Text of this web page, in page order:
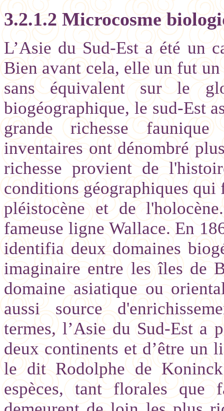
3.2.1.2 Microcosme
L’Asie du Sud-Est a été un
Bien avant cela, elle un fut
sans équivalent sur le
biogéographique, le sud-Est
grande richesse
inventaires ont dénombré
richesse provient de
conditions géographiques
pléistocène et de
fameuse ligne Wallace. En
identifia deux domaines
imaginaire entre les îles de
domaine asiatique ou
aussi source
termes, l’Asie du Sud-Est a
deux continents et d’être un
le dit Rodolphe de
espèces, tant florales que